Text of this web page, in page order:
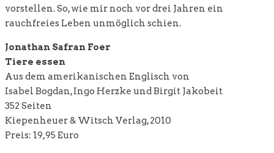
vorstellen. So, wie mir noch vor drei Jahren ein
rauchfreies Leben unmöglich schien.
Jonathan Safran Foer
Tiere essen
Aus dem amerikanischen Englisch von
Isabel Bogdan, Ingo Herzke und Birgit Jakobeit
352 Seiten
Kiepenheuer & Witsch Verlag, 2010
Preis: 19,95 Euro